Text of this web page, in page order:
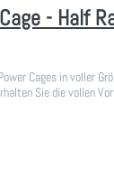
- Half
Cages in voller
Sie die vollen